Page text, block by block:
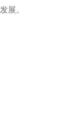
发展。